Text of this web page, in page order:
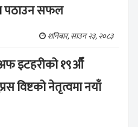
पठाउन सफल
शनिबार, साउन २३, २०८३
इटहरीको १९औँ
विष्टको नेतृत्वमा नयाँ